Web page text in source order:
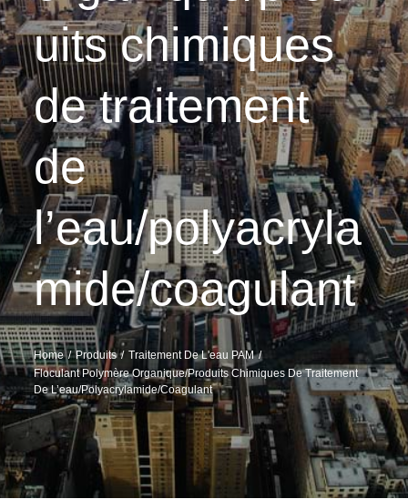
uits chimiques
de traitement
de
l’eau/polyacryla
mide/coagulant
Home Produits
Traitement De L'eau PAM
Floculant Polymère Organique/produits Chimiques De Traitement
De L’eau/polyacrylamide/coagulant